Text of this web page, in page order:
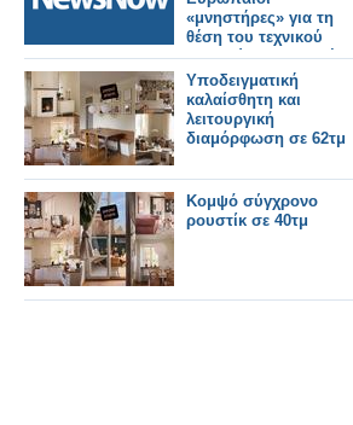
«μνηστήρες» για τη
θέση του τεχνικού
συμβούλου στον νέο
ΟΣΕ;
Υποδειγματική
καλαίσθητη και
λειτουργική
διαμόρφωση σε 62τμ
Κομψό σύγχρονο
ρουστίκ σε 40τμ